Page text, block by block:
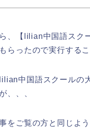
、【lilian中国語スク
らったので実行するこ
中国語スクールの
、、、
をご覧の方と同じよ